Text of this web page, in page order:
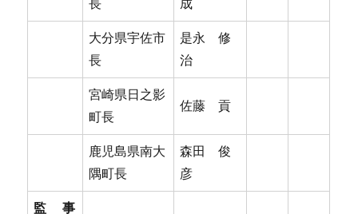
長
成
大分県宇佐市
長
是永 修
治
宮崎県日之影
町長
佐藤 貢
鹿児島県南大
隅町長
森田 俊
彦
監 事